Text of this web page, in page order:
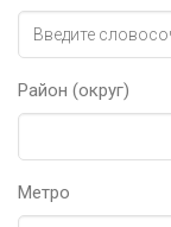
Район (округ)
Метро